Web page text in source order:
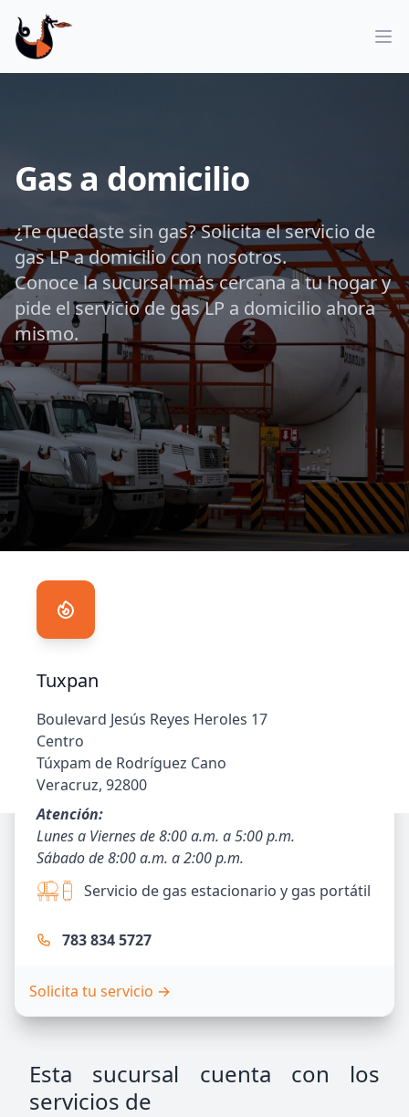
Gas a domicilio
¿Te quedaste sin gas? Solicita el servicio de
gas LP a domicilio con nosotros.
Conoce la sucursal más cercana a tu hogar y
pide el servicio de gas LP a domicilio ahora
mismo.
Tuxpan
Boulevard Jesús Reyes Heroles 17
Centro
Túxpam de Rodríguez Cano
Veracruz, 92800
Atención:
Lunes a Viernes de 8:00 a.m. a 5:00 p.m.
Sábado de 8:00 a.m. a 2:00 p.m.
Servicio de gas estacionario y gas portátil
783 834 5727
Solicita tu servicio →
Esta sucursal cuenta con los
servicios de